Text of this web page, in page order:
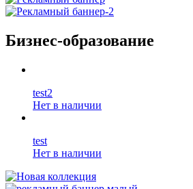
Бизнес-образование
test2
Нет в наличии
test
Нет в наличии